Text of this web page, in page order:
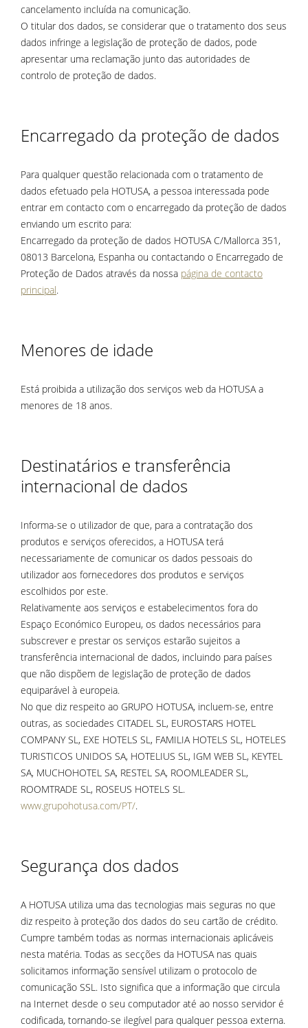
cancelamento incluída na comunicação.
O titular dos dados, se considerar que o tratamento dos seus
dados infringe a legislação de proteção de dados, pode
apresentar uma reclamação junto das autoridades de
controlo de proteção de dados.
Encarregado da proteção de dados
Para qualquer questão relacionada com o tratamento de
dados efetuado pela HOTUSA, a pessoa interessada pode
entrar em contacto com o encarregado da proteção de dados
enviando um escrito para:
Encarregado da proteção de dados HOTUSA C/Mallorca 351,
08013 Barcelona, Espanha ou contactando o Encarregado de
Proteção de Dados através da nossa página de contacto
principal.
Menores de idade
Está proibida a utilização dos serviços web da HOTUSA a
menores de 18 anos.
Destinatários e transferência
internacional de dados
Informa-se o utilizador de que, para a contratação dos
produtos e serviços oferecidos, a HOTUSA terá
necessariamente de comunicar os dados pessoais do
utilizador aos fornecedores dos produtos e serviços
escolhidos por este.
Relativamente aos serviços e estabelecimentos fora do
Espaço Económico Europeu, os dados necessários para
subscrever e prestar os serviços estarão sujeitos a
transferência internacional de dados, incluindo para países
que não dispõem de legislação de proteção de dados
equiparável à europeia.
No que diz respeito ao GRUPO HOTUSA, incluem-se, entre
outras, as sociedades CITADEL SL, EUROSTARS HOTEL
COMPANY SL, EXE HOTELS SL, FAMILIA HOTELS SL, HOTELES
TURISTICOS UNIDOS SA, HOTELIUS SL, IGM WEB SL, KEYTEL
SA, MUCHOHOTEL SA, RESTEL SA, ROOMLEADER SL,
ROOMTRADE SL, ROSEUS HOTELS SL.
www.grupohotusa.com/PT/.
Segurança dos dados
A HOTUSA utiliza uma das tecnologias mais seguras no que
diz respeito à proteção dos dados do seu cartão de crédito.
Cumpre também todas as normas internacionais aplicáveis
nesta matéria. Todas as secções da HOTUSA nas quais
solicitamos informação sensível utilizam o protocolo de
comunicação SSL. Isto significa que a informação que circula
na Internet desde o seu computador até ao nosso servidor é
codificada, tornando-se ilegível para qualquer pessoa externa.